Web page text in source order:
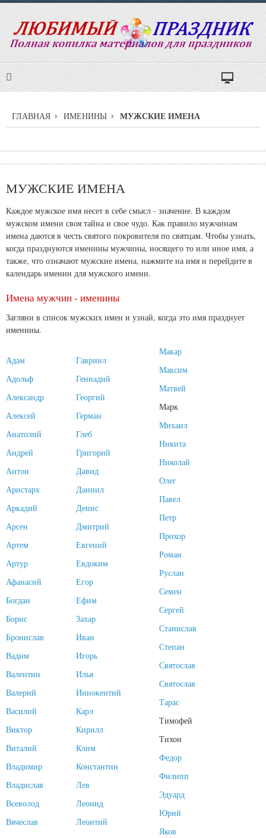
ГЛАВНАЯ ИМЕНИНЫ МУЖСКИЕ ИМЕНА
МУЖСКИЕ ИМЕНА
Каждое мужское имя несет в себе смысл - значение. В каждом
мужском имени своя тайна и свое чудо. Как правило мужчинам
имена даются в честь святого покровителя по святцам. Чтобы узнать,
когда празднуются именины мужчины, носящего то или иное имя, а
также, что означают мужские имена, нажмите на имя и перейдите в
календарь именин для мужского имени.
Имена мужчин - именины
Загляни в список мужских имен и узнай, когда это имя празднует
именины.
Адам
Адольф
Александр
Алексей
Анатолий
Андрей
Антон
Аристарх
Аркадий
Арсен
Артем
Артур
Афанасий
Богдан
Борис
Бронислав
Вадим
Валентин
Валерий
Василий
Виктор
Виталий
Владимир
Владислав
Всеволод
Вячеслав
Гавриил
Геннадий
Георгий
Герман
Глеб
Григорий
Давид
Даниил
Денис
Дмитрий
Евгений
Евдоким
Егор
Ефим
Захар
Иван
Игорь
Илья
Иннокентий
Карл
Кирилл
Клим
Константин
Лев
Леонид
Леонтий
Макар
Максим
Матвей
Марк
Михаил
Никита
Николай
Олег
Павел
Петр
Прохор
Роман
Руслан
Семен
Сергей
Станислав
Степан
Святослав
Святослав
Тарас
Тимофей
Тихон
Федор
Филипп
Эдуард
Юрий
Яков